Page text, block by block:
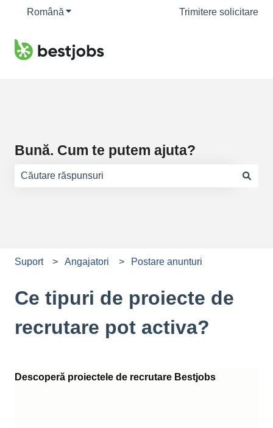
Română Afișare submeniu pentru traduceriTrimitere solicitare
Bună. Cum te putem ajuta?
Suport Angajatori Postare anunturi
Ce tipuri de proiecte de
recrutare pot activa?
Descoperă proiectele de recrutare Bestjobs